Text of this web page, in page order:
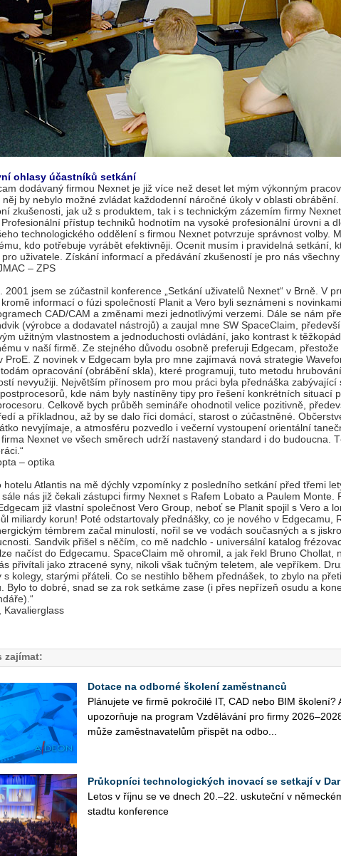
ohlasy účastníků setkání
dodávaný firmou Nexnet je již více než deset let mým výkonným
něj by nebylo možné zvládat každodenní náročné úkoly v oblasti obrábění.
zkušenosti, jak už s produktem, tak i s technickým zázemím firmy
přístup techniků hodnotím na vysoké profesionální úrovni a
technologického oddělení s firmou Nexnet potvrzuje správnost volby.
kdo potřebuje vyrábět efektivněji. Ocenit musím i pravidelná setkání,
uživatele. Získání informací a předávání zkušeností je pro nás všechny
– ZPS
2001 jsem se zúčastnil konference „Setkání uživatelů Nexnet“ v Brně. V
informací o fúzi společností Planit a Vero byli seznámeni s
CAD/CAM a změnami mezi jednotlivými verzemi. Dále se nám
(výrobce a dodavatel nástrojů) a zaujal mne SW SpaceClaim,
užitným vlastnostem a jednoduchosti ovládání, jako kontrast k
v naší firmě. Ze stejného důvodu osobně preferuji Edgecam, přestože
ProE. Z novinek v Edgecam byla pro mne zajímavá nová strategie
opracování (obrábění skla), které programuji, tuto metodu
nevyužiji. Největším přínosem pro mou práci byla přednáška zabývající
kde nám byly nastíněny tipy pro řešení konkrétních situací
Celkově bych průběh semináře ohodnotil velice pozitivně,
a příkladnou, až by se dalo říci domácí, starost o zúčastněné.
nevyjímaje, a atmosféru pozvedlo i večerní vystoupení orientální
Nexnet ve všech směrech udrží nastavený standard i do budoucna.
– optika
hotelu Atlantis na mě dýchly vzpomínky z posledního setkání před třemi
nás již čekali zástupci firmy Nexnet s Rafem Lobato a Paulem Monte.
již vlastní společnost Vero Group, neboť se Planit spojil s Vero a
miliardy korun! Poté odstartovaly přednášky, co je nového v Edgecamu,
témbrem začal minulostí, nořil se ve vodách současných a s
Sandvik přišel s něčím, co mě nadchlo - universální katalog
načíst do Edgecamu. SpaceClaim mě ohromil, a jak řekl Bruno Chollat,
přivítali jako ztracené syny, nikoli však tučným teletem, ale vepříkem.
s kolegy, starými přáteli. Co se nestihlo během přednášek, to zbylo na
Bylo to dobré, snad se za rok setkáme zase (i přes nepřízeň osudu a
Kavalierglass
zajímat:
Dotace na odborné školení zaměstnanců
Plá­nu­je­te ve firmě po­kro­či­lé IT, CAD nebo BIM ško­le­ní?
upo­zorňuje na pro­gram Vzdě­lá­vá­ní pro firmy
může za­měst­na­va­te­lům při­spět na od­bo...
Průkopníci technologických inovací se setkají v
Letos v říjnu se ve dnech 20.–22. usku­teč­ní v
sta­d­tu kon­fe­ren­ce